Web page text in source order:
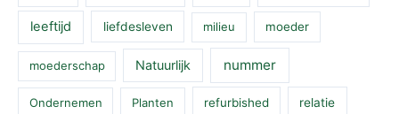
leeftijd liefdesleven milieu moeder
moederschap Natuurlijk nummer
Ondernemen Planten refurbished relatie